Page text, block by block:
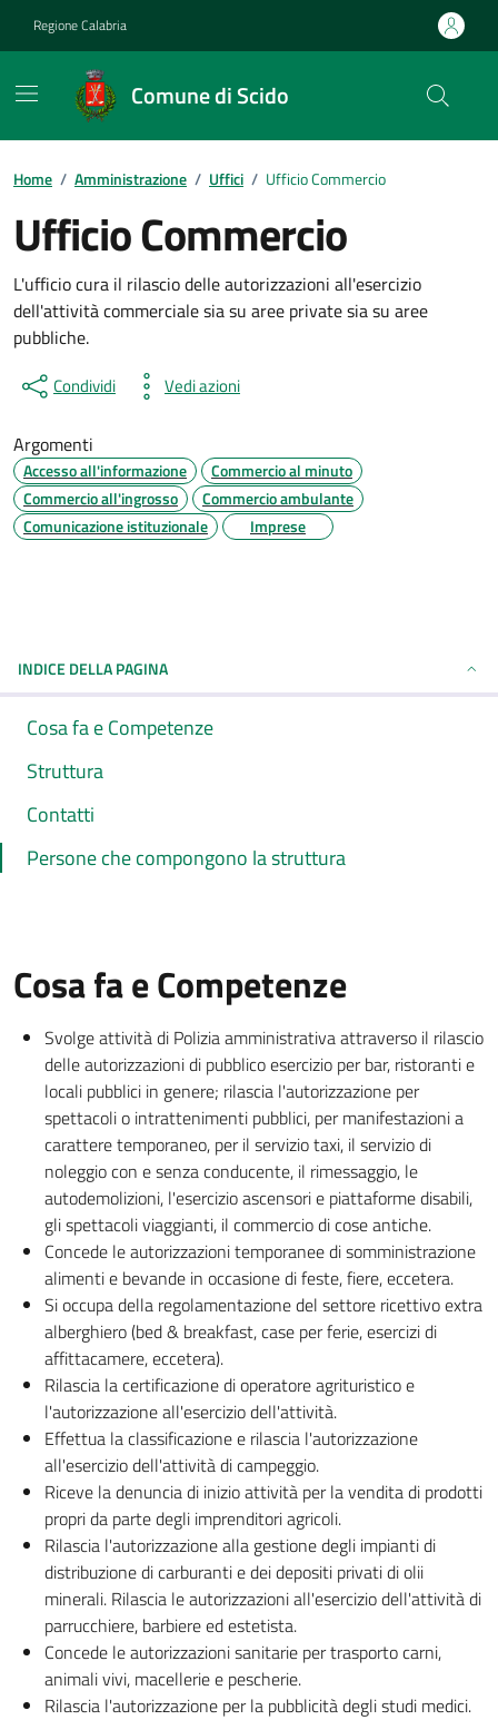
Regione Calabria
Comune di Scido
Home / Amministrazione / Uffici / Ufficio Commercio
Ufficio Commercio
L'ufficio cura il rilascio delle autorizzazioni all'esercizio
dell'attività commerciale sia su aree private sia su aree
pubbliche.
Condividi Vedi azioni
Argomenti
Accesso all'informazione
Commercio al minuto
Commercio all'ingrosso
Commercio ambulante
Comunicazione istituzionale
Imprese
INDICE DELLA PAGINA
Cosa fa e Competenze
Struttura
Contatti
Persone che compongono la struttura
Cosa fa e Competenze
Svolge attività di Polizia amministrativa attraverso il rilascio
delle autorizzazioni di pubblico esercizio per bar, ristoranti e
locali pubblici in genere; rilascia l'autorizzazione per
spettacoli o intrattenimenti pubblici, per manifestazioni a
carattere temporaneo, per il servizio taxi, il servizio di
noleggio con e senza conducente, il rimessaggio, le
autodemolizioni, l'esercizio ascensori e piattaforme disabili,
gli spettacoli viaggianti, il commercio di cose antiche.
Concede le autorizzazioni temporanee di somministrazione
alimenti e bevande in occasione di feste, fiere, eccetera.
Si occupa della regolamentazione del settore ricettivo extra
alberghiero (bed & breakfast, case per ferie, esercizi di
affittacamere, eccetera).
Rilascia la certificazione di operatore agrituristico e
l'autorizzazione all'esercizio dell'attività.
Effettua la classificazione e rilascia l'autorizzazione
all'esercizio dell'attività di campeggio.
Riceve la denuncia di inizio attività per la vendita di prodotti
propri da parte degli imprenditori agricoli.
Rilascia l'autorizzazione alla gestione degli impianti di
distribuzione di carburanti e dei depositi privati di olii
minerali. Rilascia le autorizzazioni all'esercizio dell'attività di
parrucchiere, barbiere ed estetista.
Concede le autorizzazioni sanitarie per trasporto carni,
animali vivi, macellerie e pescherie.
Rilascia l'autorizzazione per la pubblicità degli studi medici.